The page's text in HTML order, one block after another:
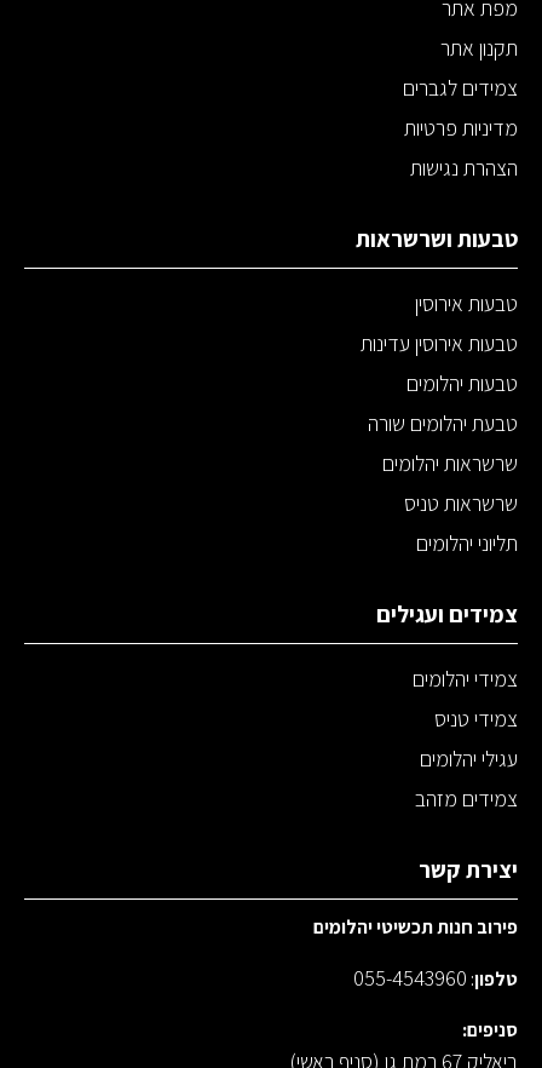
מפת אתר
תקנון אתר
צמידים לגברים
מדיניות פרטיות
הצהרת נגישות
טבעות ושרשראות
טבעות אירוסין
טבעות אירוסין עדינות
טבעות יהלומים
טבעת יהלומים שורה
שרשראות יהלומים
שרשראות טניס
תליוני יהלומים
צמידים ועגילים
צמידי יהלומים
צמידי טניס
עגילי יהלומים
צמידים מזהב
יצירת קשר
פירוב חנות תכשיטי יהלומים
טלפון:
055-4543960
סניפים:
ביאליק 67 רמת גן (סניף ראשי)